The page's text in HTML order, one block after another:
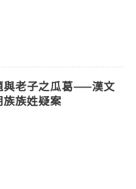
與老子之瓜葛——漢文
族姓疑案